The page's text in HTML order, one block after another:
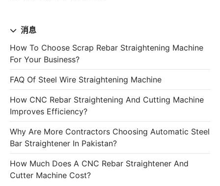
消息
How To Choose Scrap Rebar Straightening Machine
For Your Business?
FAQ Of Steel Wire Straightening Machine
How CNC Rebar Straightening And Cutting Machine
Improves Efficiency?
Why Are More Contractors Choosing Automatic Steel
Bar Straightener In Pakistan?
How Much Does A CNC Rebar Straightener And
Cutter Machine Cost?